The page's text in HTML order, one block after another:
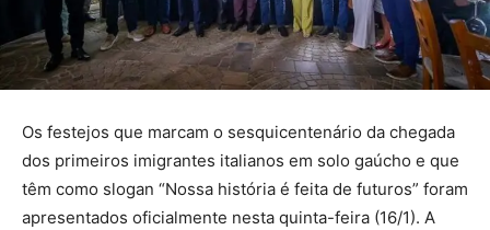
Os festejos que marcam o sesquicentenário da chegada
dos primeiros imigrantes italianos em solo gaúcho e que
têm como slogan “Nossa história é feita de futuros” foram
apresentados oficialmente nesta quinta-feira (16/1). A